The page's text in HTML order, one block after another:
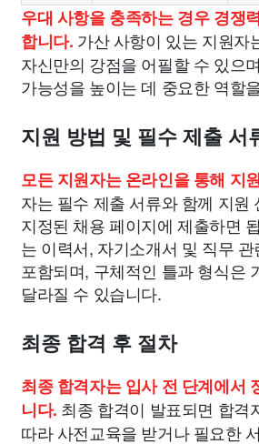
우대 사항을 충족하는 경우 경쟁
합니다. 가산 사항이 있는 지원자
자신만의 강점을 어필할 수 있으
가능성을 높이는 데 중요한 역할
지원 방법 및 필수 제출 서
모든 지원자는 온라인을 통해 지
자는 필수 제출 서류와 함께 지원
지정된 채용 페이지에 제출하면
는 이력서, 자기소개서 및 직무
포함되며, 구체적인 틀과 형식은
달라질 수 있습니다.
최종 합격 후 절차
최종 합격자는 입사 전 단계에서
니다. 최종 합격이 발표되면 합격
따라 사전교육을 받거나 필요한